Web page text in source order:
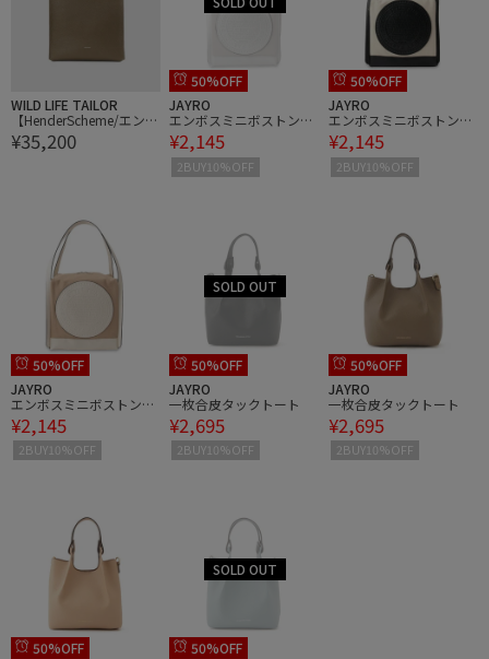
WILD LIFE TAILOR
【HenderScheme/エンダ
ースキーマ】paper bag
¥35,200
50%OFF
JAYRO
エンボスミニボストンバ
ッグ
¥2,145
2BUY10%OFF
50%OFF
JAYRO
エンボスミニボストンバ
ッグ
¥2,145
2BUY10%OFF
50%OFF
JAYRO
エンボスミニボストンバ
ッグ
¥2,145
2BUY10%OFF
50%OFF
JAYRO
一枚合皮タックトート
¥2,695
2BUY10%OFF
50%OFF
JAYRO
一枚合皮タックトート
¥2,695
2BUY10%OFF
50%OFF
50%OFF